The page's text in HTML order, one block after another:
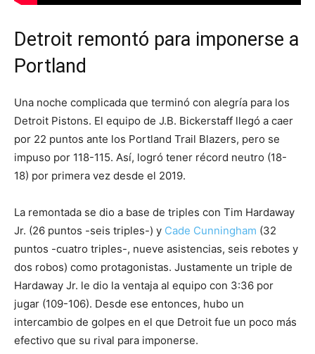
Detroit remontó para imponerse a
Portland
Una noche complicada que terminó con alegría para los
Detroit Pistons. El equipo de J.B. Bickerstaff llegó a caer
por 22 puntos ante los Portland Trail Blazers, pero se
impuso por 118-115. Así, logró tener récord neutro (18-
18) por primera vez desde el 2019.
La remontada se dio a base de triples con Tim Hardaway
Jr. (26 puntos -seis triples-) y Cade Cunningham (32
puntos -cuatro triples-, nueve asistencias, seis rebotes y
dos robos) como protagonistas. Justamente un triple de
Hardaway Jr. le dio la ventaja al equipo con 3:36 por
jugar (109-106). Desde ese entonces, hubo un
intercambio de golpes en el que Detroit fue un poco más
efectivo que su rival para imponerse.